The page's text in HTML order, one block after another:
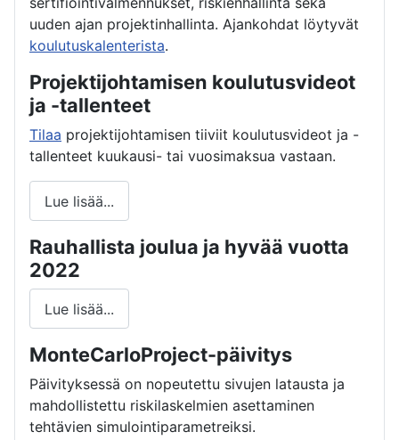
uuden ajan projektinhallinta. Ajankohdat löytyvät
koulutuskalenterista.
Projektijohtamisen koulutusvideot
ja -tallenteet
Tilaa projektijohtamisen tiiviit koulutusvideot ja -
tallenteet kuukausi- tai vuosimaksua vastaan.
Lue lisää...
Rauhallista joulua ja hyvää vuotta
2022
Lue lisää...
MonteCarloProject-päivitys
Päivityksessä on nopeutettu sivujen latausta ja
mahdollistettu riskilaskelmien asettaminen
tehtävien simulointiparametreiksi.